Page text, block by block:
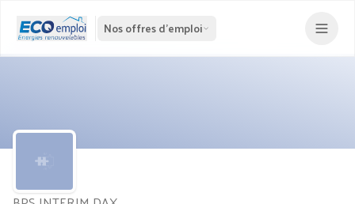
Nos offres d'emploi